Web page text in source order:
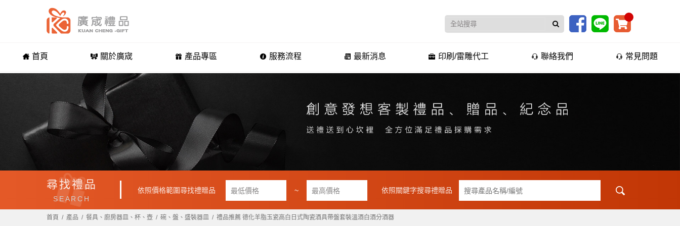
首頁 關於廣宬 產品專區 服務流程 最新消息 印刷/雷雕代工 聯絡我們 常見問題
尋找禮品
SEARCH
依照價格範圍尋找禮贈品 ~ 依照關鍵字搜尋禮贈品
首頁 產品 餐具、廚房器皿、杯、壺 碗、盤、盛裝器皿 禮品推薦 德化羊脂玉瓷高白日式陶瓷酒具帶盤套裝溫酒白酒分酒器